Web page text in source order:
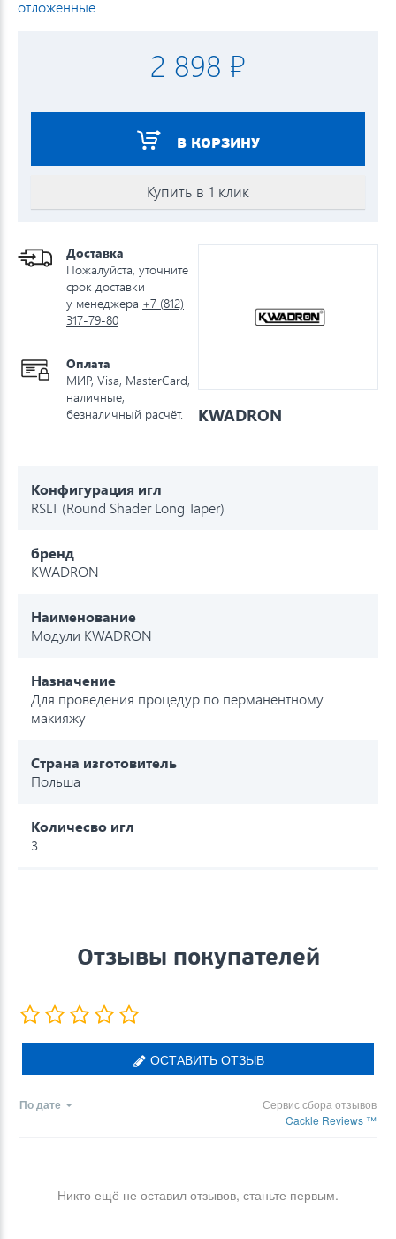
отложенные
2 898 ₽
В КОРЗИНУ
Купить в 1 клик
Доставка
Пожалуйста, уточните
срок доставки
у менеджера +7 (812)
317-79-80
Оплата
МИР, Visa, MasterCard,
наличные,
безналичный расчёт.
KWADRON
Конфигурация игл
RSLT (Round Shader Long Taper)
бренд
KWADRON
Наименование
Модули KWADRON
Назначение
Для проведения процедур по перманентному
макияжу
Страна изготовитель
Польша
Количесво игл
3
Отзывы покупателей
ОСТАВИТЬ ОТЗЫВ
По дате
Сервис сбора отзывов
Cackle Reviews ™
Никто ещё не оставил отзывов, станьте первым.